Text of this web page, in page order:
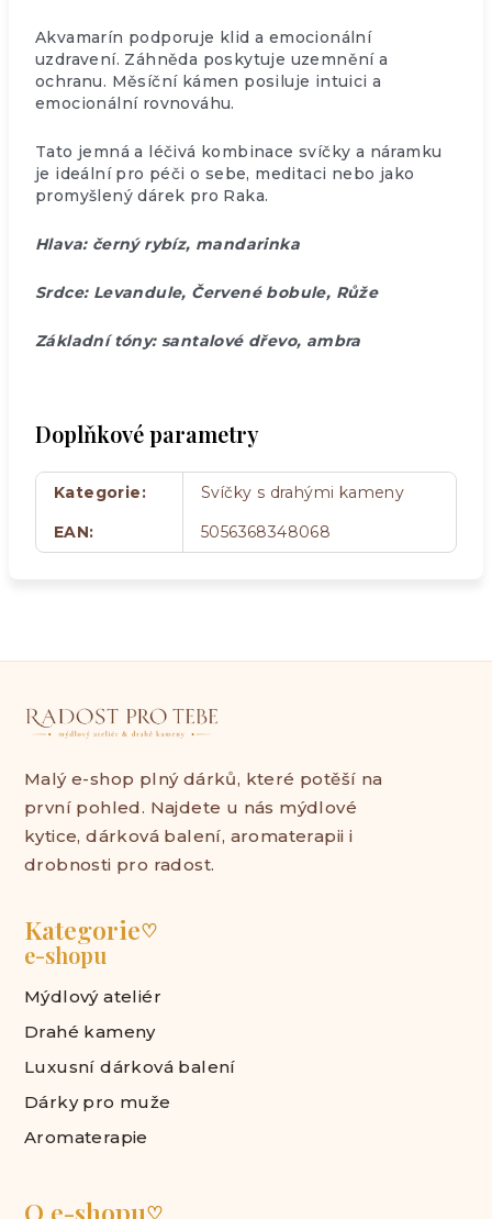
Akvamarín podporuje klid a emocionální
uzdravení. Záhněda poskytuje uzemnění a
ochranu. Měsíční kámen posiluje intuici a
emocionální rovnováhu.
Tato jemná a léčivá kombinace svíčky a náramku
je ideální pro péči o sebe, meditaci nebo jako
promyšlený dárek pro Raka.
Hlava: černý rybíz, mandarinka
Srdce: Levandule, Červené bobule, Růže
Základní tóny: santalové dřevo, ambra
Doplňkové parametry
Kategorie:
Svíčky s drahými kameny
EAN: 5056368348068
Malý e-shop plný dárků, které potěší na
první pohled. Najdete u nás mýdlové
kytice, dárková balení, aromaterapii i
drobnosti pro radost.
Kategorie♡
e-shopu
Mýdlový ateliér
Drahé kameny
Luxusní dárková balení
Dárky pro muže
Aromaterapie
O e-shopu♡